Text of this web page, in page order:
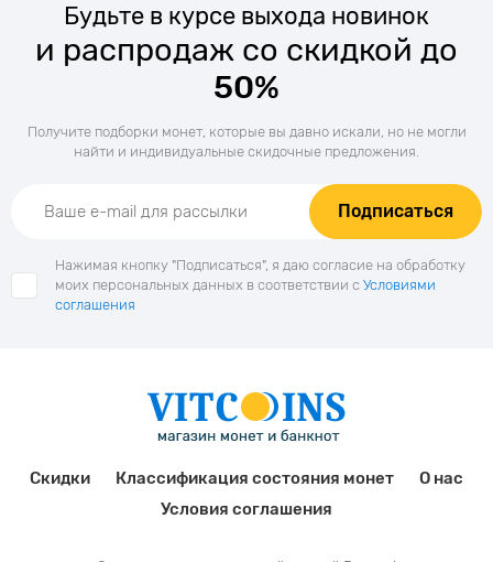
Будьте в курсе выхода новинок
и распродаж со скидкой до
50%
Получите подборки монет, которые вы давно искали, но не могли
найти и индивидуальные скидочные предложения.
Подписаться
Нажимая кнопку "Подписаться", я даю согласие на обработку
моих персональных данных в соответствии с Условиями
соглашения
Скидки Классификация состояния монет
О нас
Условия соглашения